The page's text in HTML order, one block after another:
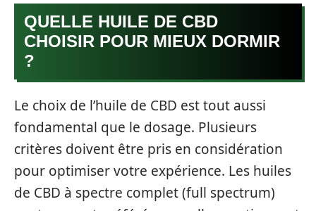
QUELLE HUILE DE CBD
CHOISIR POUR MIEUX DORMIR
?
Le choix de l’huile de CBD est tout aussi
fondamental que le dosage. Plusieurs
critères doivent être pris en considération
pour optimiser votre expérience. Les huiles
de CBD à spectre complet (full spectrum)